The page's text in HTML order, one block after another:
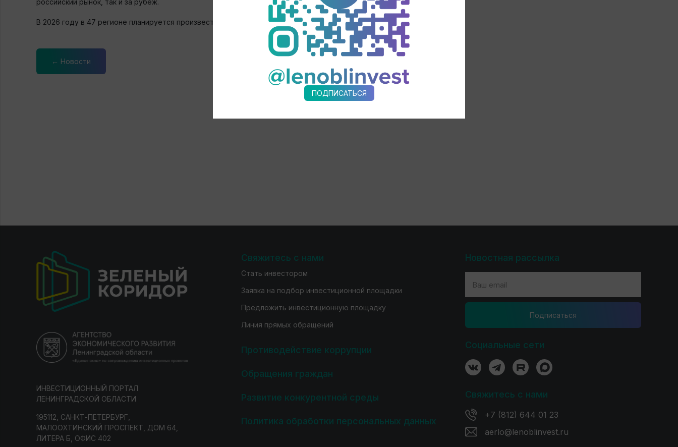
российский рынок, так и за рубеж.
В 2026 году в 47 регионе планируется произвести 4,1 млрд штук яиц и 281 тыс. тонн мяса птицы!
← Новости
ИНВЕСТИЦИОННЫЙ ПОРТАЛ
ЛЕНИНГРАДСКОЙ ОБЛАСТИ
195112, САНКТ-ПЕТЕРБУРГ,
МАЛООХТИНСКИЙ ПРОСПЕКТ, ДОМ 64,
ЛИТЕРА Б, ОФИС 402
Свяжитесь с нами
Стать инвестором
Заявка на подбор инвестиционной площадки
Предложить инвестиционную площадку
Линия прямых обращений
Противодействие коррупции
Обращения граждан
Развитие конкурентной среды
Политика обработки персональных данных
Новостная рассылка
Подпиcаться
Социальные сети
Свяжитесь с нами
+7 (812) 644 01 23
aerlo@lenoblinvest.ru
ПОДПИСАТЬСЯ